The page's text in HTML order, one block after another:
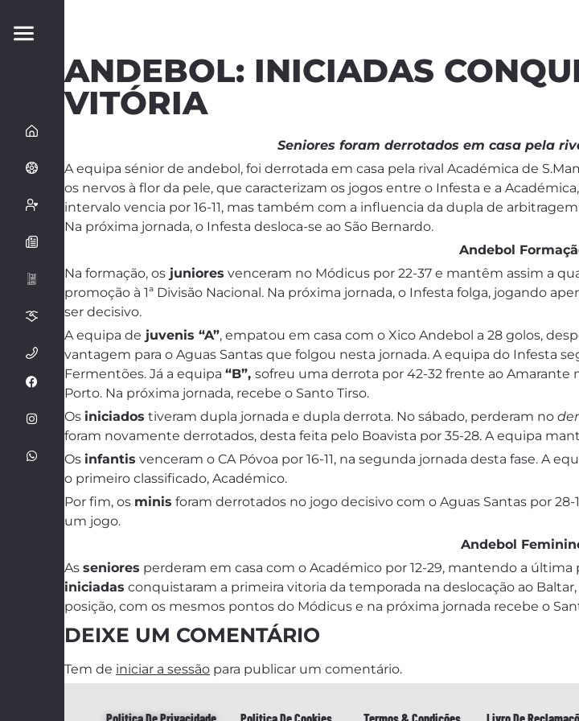
ANDEBOL: INICIADAS
VITÓRIA
Seniores foram derrotados em casa pela
A equipa sénior de andebol, foi derrotada em casa pela rival Académica de
os nervos à flor da pele, que caracterizam os jogos entre o Infesta e a
intervalo vencia por 16-11, mas também com a influencia da dupla de
Na próxima jornada, o Infesta desloca-se ao São Bernardo.
Andebol
Na formação, os juniores venceram no Módicus por 22-37 e mantêm assim a
promoção à 1ª Divisão Nacional. Na próxima jornada, o Infesta folga, jogando
ser decisivo.
A equipa de juvenis “A”, empatou em casa com o Xico Andebol a 28 golos,
vantagem para o Aguas Santas que folgou nesta jornada. A equipa do Infesta
Fermentões. Já a equipa “B”, sofreu uma derrota por 42-32 frente ao Amarante
Porto. Na próxima jornada, recebe o Santo Tirso.
Os iniciados tiveram dupla jornada e dupla derrota. No sábado, perderam no
foram novamente derrotados, desta feita pelo Boavista por 35-28. A equipa
Os infantis venceram o CA Póvoa por 16-11, na segunda jornada desta fase. A
o primeiro classificado, Académico.
Por fim, os minis foram derrotados no jogo decisivo com o Aguas Santas por
um jogo.
Andebol
As seniores perderam em casa com o Académico por 12-29, mantendo a última
iniciadas conquistaram a primeira vitoria da temporada na deslocação ao
posição, com os mesmos pontos do Módicus e na próxima jornada recebe o
DEIXE UM COMENTÁRIO
Tem de iniciar a sessão para publicar um comentário.